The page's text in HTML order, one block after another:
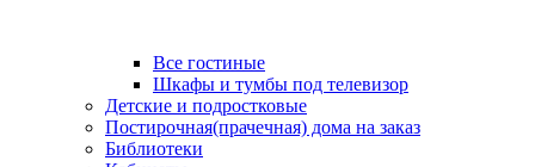
Все гостиные
Шкафы и тумбы под телевизор
Детские и подростковые
Постирочная(прачечная) дома на заказ
Библиотеки